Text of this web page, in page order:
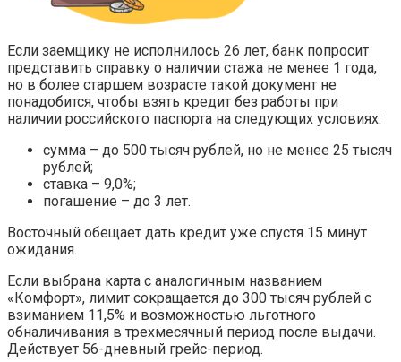
Если заемщику не исполнилось 26 лет, банк попросит
представить справку о наличии стажа не менее 1 года,
но в более старшем возрасте такой документ не
понадобится, чтобы взять кредит без работы при
наличии российского паспорта на следующих условиях:
сумма – до 500 тысяч рублей, но не менее 25 тысяч
рублей;
ставка – 9,0%;
погашение – до 3 лет.
Восточный обещает дать кредит уже спустя 15 минут
ожидания.
Если выбрана карта с аналогичным названием
«Комфорт», лимит сокращается до 300 тысяч рублей с
взиманием 11,5% и возможностью льготного
обналичивания в трехмесячный период после выдачи.
Действует 56-дневный грейс-период.